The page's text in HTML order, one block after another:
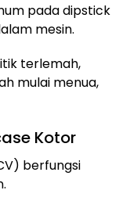
pada dipstick
mesin.
terlemah,
mulai menua,
Kotor
berfungsi